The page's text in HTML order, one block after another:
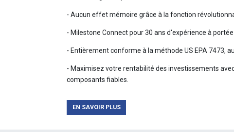
- Aucun effet mémoire grâce à la fonction
- Milestone Connect pour 30 ans d'expérience à
- Entièrement conforme à la méthode US EPA 7473,
- Maximisez votre rentabilité des investissements
composants fiables.
EN SAVOIR PLUS